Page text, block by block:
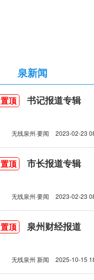
泉新闻
置顶 书记报道专辑
无线泉州·要闻 2023-02-23
置顶 市长报道专辑
无线泉州·要闻 2023-02-23
置顶 泉州财经报道
无线泉州 新闻 2025-10-15